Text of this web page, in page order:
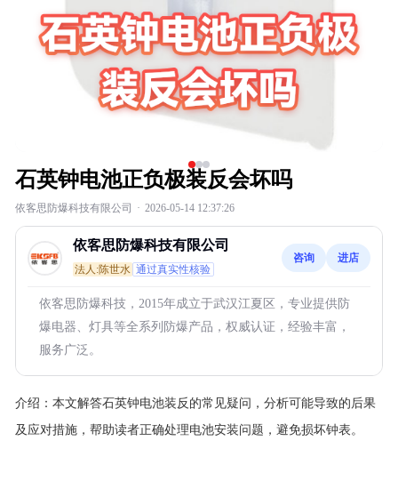
石英钟电池正负极装反会坏吗
依客思防爆科技有限公司 · 2026-05-14 12:37:26
依客思防爆科技有限公司
法人:陈世水 通过真实性核验
咨询 进店
依客思防爆科技，2015年成立于武汉江夏区，专业提供防
爆电器、灯具等全系列防爆产品，权威认证，经验丰富，
服务广泛。
介绍： 本文解答石英钟电池装反的常见疑问，分析可能导致的后果
及应对措施，帮助读者正确处理电池安装问题，避免损坏钟表。